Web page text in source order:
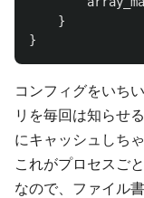
}
}
コンフィグをいち
リを毎回は知らせ
にキャッシュしち
これがプロセスご
なので、ファイル